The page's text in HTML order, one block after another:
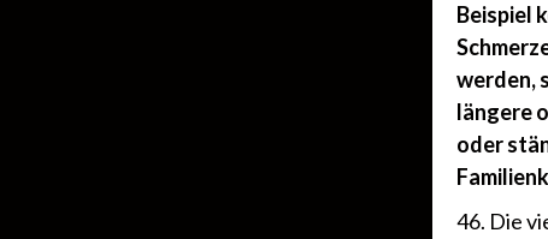
Beispiel
werden,
längere
oder
46. Die